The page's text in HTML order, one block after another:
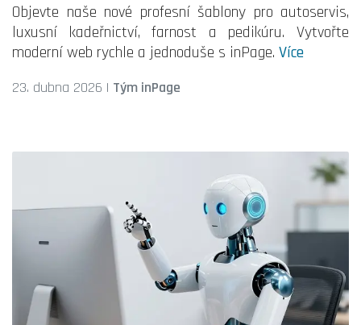
Objevte naše nové profesní šablony pro autoservis,
luxusní kadeřnictví, farnost a pedikúru. Vytvořte
moderní web rychle a jednoduše s inPage. Více
23. dubna 2026 | Tým inPage